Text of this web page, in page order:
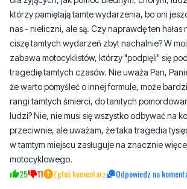
ciszę tamtych wydarzeń zbyt nachalnie? W
zabawa motocyklistów, którzy "podpięli" się
tragedię tamtych czasów. Nie uważa Pan,
że warto pomyśleć o innej formule, może
rangi tamtych śmierci, do tamtych
ludzi? Nie, nie musi się wszystko odbywać na
przeciwnie, ale uważam, że taka tragedia
w tamtym miejscu zasługuje na znacznie
motocyklowego.
25 11 Zgłoś komentarz Odpowiedz na
Serio środa, 2 września 2020 - 09:43:33
Szukanie problemu tam gdzie go nie ma